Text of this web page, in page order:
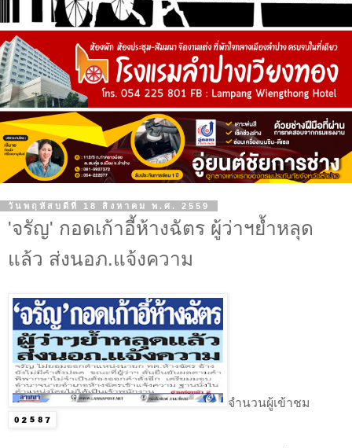
วันพฤหัสบดีที่ 18 สิงหาคม พ.ศ. 2559
'จรัญ' กอดเก้าอี้ห้างฉัตร ผู้ว่าฯย้ำหลุด
แล้ว ส่งนอภ.แจ้งความ
จำนวนผู้เข้าชม